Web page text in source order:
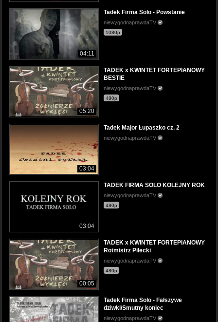
04:11
Tadek Firma Solo - Powstanie
niewygodnaprawdaTV
1080p
05:20
TADEK x KWINTET FORTEPIANOWY
BESTIE
niewygodnaprawdaTV
480p
03:04
Tadek Major Łupaszko cz. 2
niewygodnaprawdaTV
03:04
TADEK FIRMA SOLO KOLEJNY ROK
niewygodnaprawdaTV
480p
00:05
TADEK x KWINTET FORTEPIANOWY
Rotmistrz Pilecki
niewygodnaprawdaTV
480p
Tadek Firma Solo - Fałszywe
dziwki/Smutny koniec
niewygodnaprawdaTV